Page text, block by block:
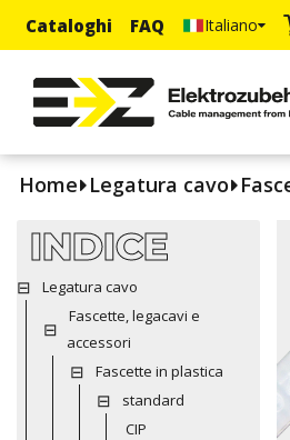
Cataloghi FAQ Italiano
Home Legatura cavo
INDICE
Legatura cavo
Fascette, legacavi e
accessori
Fascette in plastica
standard
CIP